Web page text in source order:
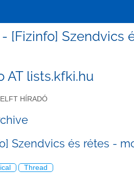
[Fizinfo] Szendvics
AT lists.kfki.hu
ELFT HÍRADÓ
Szendvics és rétes -
Thread